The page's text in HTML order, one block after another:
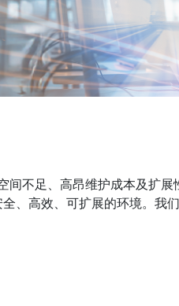
不足、高昂维护成本及扩展
、高效、可扩展的环境。